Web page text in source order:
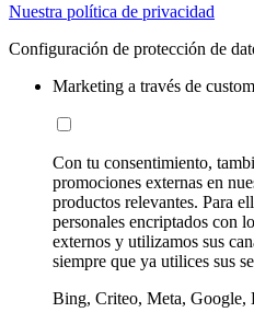
Nuestra política de privacidad
Configuración de protección de
Marketing a través de
Con tu consentimiento,
promociones externas en
productos relevantes. Para
personales encriptados con
externos y utilizamos sus
siempre que ya utilices sus
Bing, Criteo, Meta, Google,